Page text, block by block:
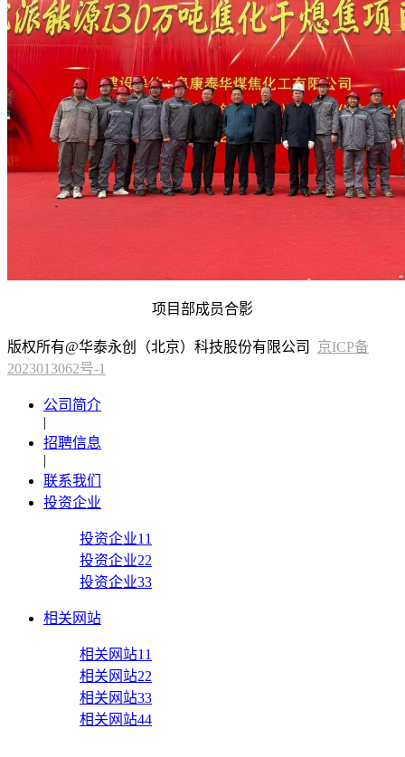
项目部成员合影
版权所有@华泰永创（北京）科技股份有限公司 京ICP备
2023013062号-1
公司简介
|
招聘信息
|
联系我们
投资企业
投资企业11
投资企业22
投资企业33
相关网站
相关网站11
相关网站22
相关网站33
相关网站44